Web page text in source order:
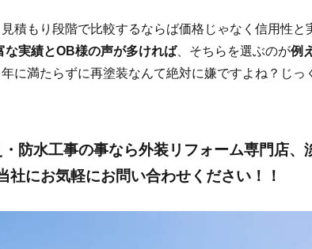
積もり段階で比較するならば価格じゃなく信用性と
な実績とOB様の声が多ければ、そちらを選ぶのが例
に満たらずに再塗装なんて絶対に嫌ですよね？じっ
防水工事の事なら外装リフォーム専門店、
社にお気軽にお問い合わせください！！